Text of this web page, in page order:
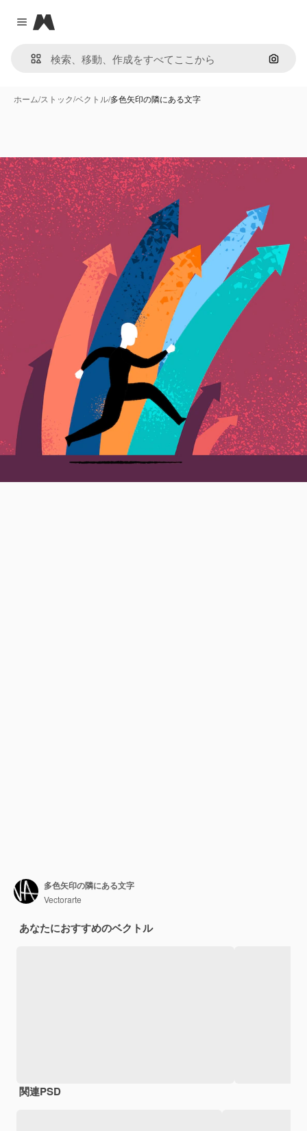
Close menu
Magnific
画像で
ホーム/ストック/ベクトル/多色矢印の隣にある文字
多色矢印の隣にある文字
Vectorarte
あなたにおすすめのベクトル
関連PSD